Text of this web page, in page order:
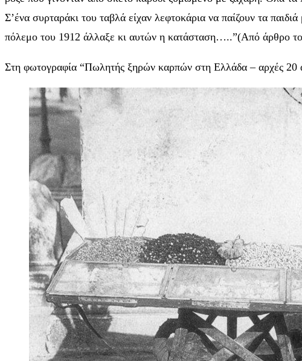
Σ’ένα συρταράκι του ταβλά είχαν λεφτοκάρια να παίζουν τα
πόλεμο του 1912 άλλαξε κι αυτών η κατάσταση…..”(Από
Στη φωτογραφία “Πωλητής ξηρών καρπών στη Ελλάδα – αρχές